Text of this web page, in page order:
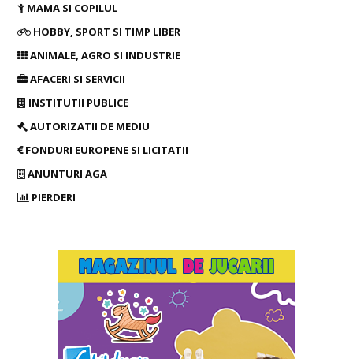
MAMA SI COPILUL
HOBBY, SPORT SI TIMP LIBER
ANIMALE, AGRO SI INDUSTRIE
AFACERI SI SERVICII
INSTITUTII PUBLICE
AUTORIZATII DE MEDIU
FONDURI EUROPENE SI LICITATII
ANUNTURI AGA
PIERDERI